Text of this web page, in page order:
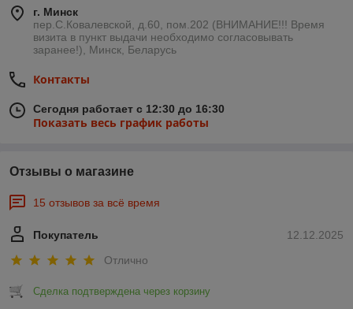
г. Минск
пер.С.Ковалевской, д.60, пом.202 (ВНИМАНИЕ!!! Время
визита в пункт выдачи необходимо согласовывать
заранее!), Минск, Беларусь
Контакты
Сегодня работает с 12:30 до 16:30
Показать весь график работы
Отзывы о магазине
15 отзывов за всё время
12.12.2025
Покупатель
Отлично
Сделка подтверждена через корзину